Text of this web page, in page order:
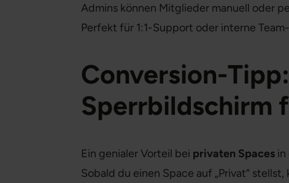
Admins können Mitglieder manuell oder
Perfekt für 1:1-Support oder interne
Conversion-
Sperrbildschirm
Ein genialer Vorteil bei privaten Spaces in
Sobald du einen Space auf „Privat“